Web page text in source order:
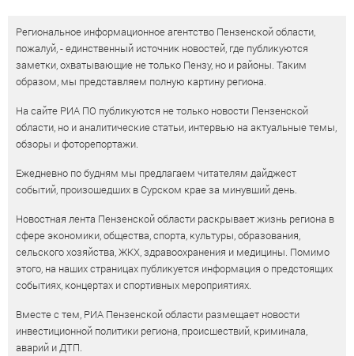
Региональное информационное агентство Пензенской области,
пожалуй, - единственный источник новостей, где публикуются
заметки, охватывающие не только Пензу, но и районы. Таким
образом, мы представляем полную картину региона.
На сайте РИА ПО публикуются не только новости Пензенской
области, но и аналитические статьи, интервью на актуальные темы,
обзоры и фоторепортажи.
Ежедневно по будням мы предлагаем читателям дайджест
событий, произошедших в Сурском крае за минувший день.
Новостная лента Пензенской области раскрывает жизнь региона в
сфере экономики, общества, спорта, культуры, образования,
сельского хозяйства, ЖКХ, здравоохранения и медицины. Помимо
этого, на наших страницах публикуется информация о предстоящих
событиях, концертах и спортивных мероприятиях.
Вместе с тем, РИА Пензенской области размещает новости
инвестиционной политики региона, происшествий, криминала,
аварий и ДТП.